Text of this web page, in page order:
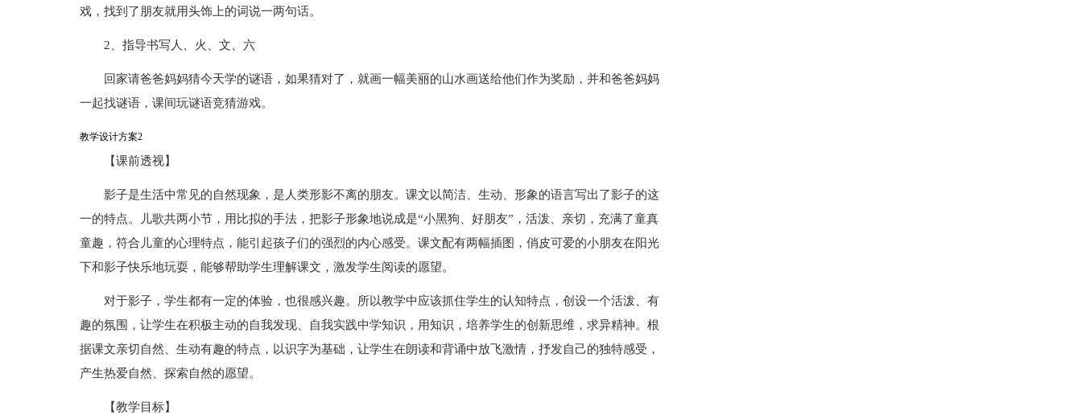
戏，找到了朋友就用头饰上的词说一两句话。
2、指导书写人、火、文、六
回家请爸爸妈妈猜今天学的谜语，如果猜对了，就画一幅美丽的山水画送给他们作为奖励，并和爸爸妈妈
一起找谜语，课间玩谜语竞猜游戏。
教学设计方案2
【课前透视】
影子是生活中常见的自然现象，是人类形影不离的朋友。课文以简洁、生动、形象的语言写出了影子的这
一的特点。儿歌共两小节，用比拟的手法，把影子形象地说成是“小黑狗、好朋友”，活泼、亲切，充满了童真
童趣，符合儿童的心理特点，能引起孩子们的强烈的内心感受。课文配有两幅插图，俏皮可爱的小朋友在阳光
下和影子快乐地玩耍，能够帮助学生理解课文，激发学生阅读的愿望。
对于影子，学生都有一定的体验，也很感兴趣。所以教学中应该抓住学生的认知特点，创设一个活泼、有
趣的氛围，让学生在积极主动的自我发现、自我实践中学知识，用知识，培养学生的创新思维，求异精神。根
据课文亲切自然、生动有趣的特点，以识字为基础，让学生在朗读和背诵中放飞激情，抒发自己的独特感受，
产生热爱自然、探索自然的愿望。
【教学目标】